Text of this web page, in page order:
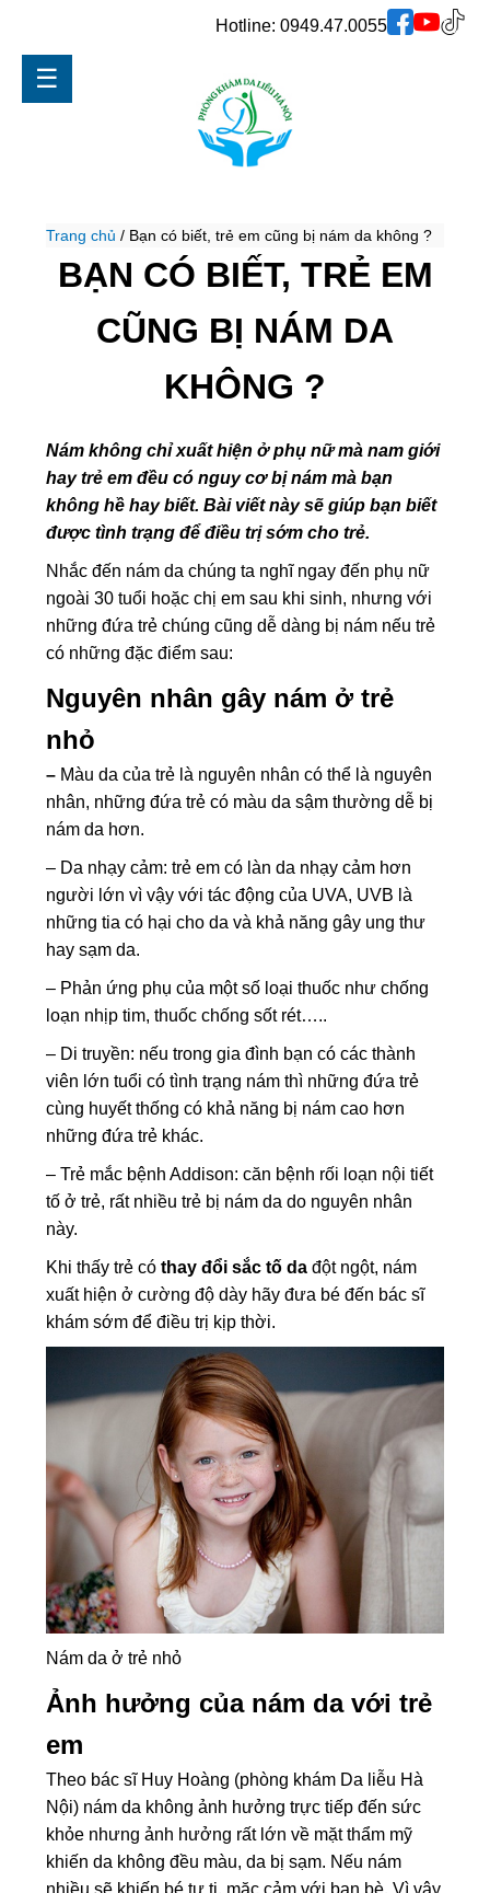
Hotline: 0949.47.0055
☰
Trang chủ / Bạn có biết, trẻ em cũng bị nám da không ?
BẠN CÓ BIẾT, TRẺ EM
CŨNG BỊ NÁM DA
KHÔNG ?
Nám không chỉ xuất hiện ở phụ nữ mà nam giới
hay trẻ em đều có nguy cơ bị nám mà bạn
không hề hay biết. Bài viết này sẽ giúp bạn biết
được tình trạng để điều trị sớm cho trẻ.
Nhắc đến nám da chúng ta nghĩ ngay đến phụ nữ
ngoài 30 tuổi hoặc chị em sau khi sinh, nhưng với
những đứa trẻ chúng cũng dễ dàng bị nám nếu trẻ
có những đặc điểm sau:
Nguyên nhân gây nám ở trẻ
nhỏ
– Màu da của trẻ là nguyên nhân có thể là nguyên
nhân, những đứa trẻ có màu da sậm thường dễ bị
nám da hơn.
– Da nhạy cảm: trẻ em có làn da nhạy cảm hơn
người lớn vì vậy với tác động của UVA, UVB là
những tia có hại cho da và khả năng gây ung thư
hay sạm da.
– Phản ứng phụ của một số loại thuốc như chống
loạn nhịp tim, thuốc chống sốt rét…..
– Di truyền: nếu trong gia đình bạn có các thành
viên lớn tuổi có tình trạng nám thì những đứa trẻ
cùng huyết thống có khả năng bị nám cao hơn
những đứa trẻ khác.
– Trẻ mắc bệnh Addison: căn bệnh rối loạn nội tiết
tố ở trẻ, rất nhiều trẻ bị nám da do nguyên nhân
này.
Khi thấy trẻ cóthay đổi sắc tố da đột ngột, nám
xuất hiện ở cường độ dày hãy đưa bé đến bác sĩ
khám sớm để điều trị kịp thời.
Nám da ở trẻ nhỏ
Ảnh hưởng của nám da với trẻ
em
Theo bác sĩ Huy Hoàng (phòng khám Da liễu Hà
Nội) nám da không ảnh hưởng trực tiếp đến sức
khỏe nhưng ảnh hưởng rất lớn về mặt thẩm mỹ
khiến da không đều màu, da bị sạm. Nếu nám